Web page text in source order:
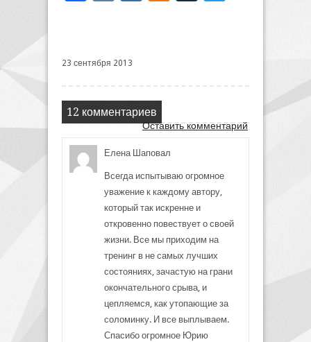
23 сентября 2013
12 комментариев
Оставить комментарий
Елена Шаповал
Всегда испытываю огромное
уважение к каждому автору,
который так искренне и
откровенно повествует о своей
жизни. Все мы приходим на
тренинг в не самых лучших
состояниях, зачастую на грани
окончательного срыва, и
цепляемся, как утопающие за
соломинку. И все выплываем.
Спасибо огромное Юрию